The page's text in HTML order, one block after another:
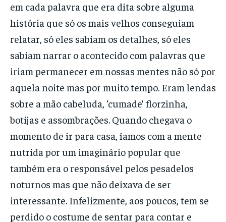
em cada palavra que era dita sobre alguma
história que só os mais velhos conseguiam
relatar, só eles sabiam os detalhes, só eles
sabiam narrar o acontecido com palavras que
iriam permanecer em nossas mentes não só por
aquela noite mas por muito tempo. Eram lendas
sobre a mão cabeluda, ‘cumade’ florzinha,
botijas e assombrações. Quando chegava o
momento de ir para casa, íamos com a mente
nutrida por um imaginário popular que
também era o responsável pelos pesadelos
noturnos mas que não deixava de ser
interessante. Infelizmente, aos poucos, tem se
perdido o costume de sentar para contar e